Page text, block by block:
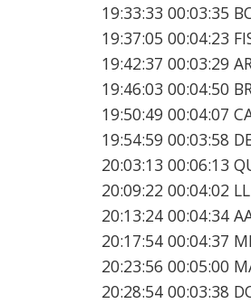
19:33:33 00:03:35
19:37:05 00:04:23
19:42:37 00:03:29
19:46:03 00:04:50
19:50:49 00:04:07
19:54:59 00:03:58
20:03:13 00:06:13
20:09:22 00:04:02
20:13:24 00:04:34
20:17:54 00:04:37
20:23:56 00:05:00
20:28:54 00:03:38